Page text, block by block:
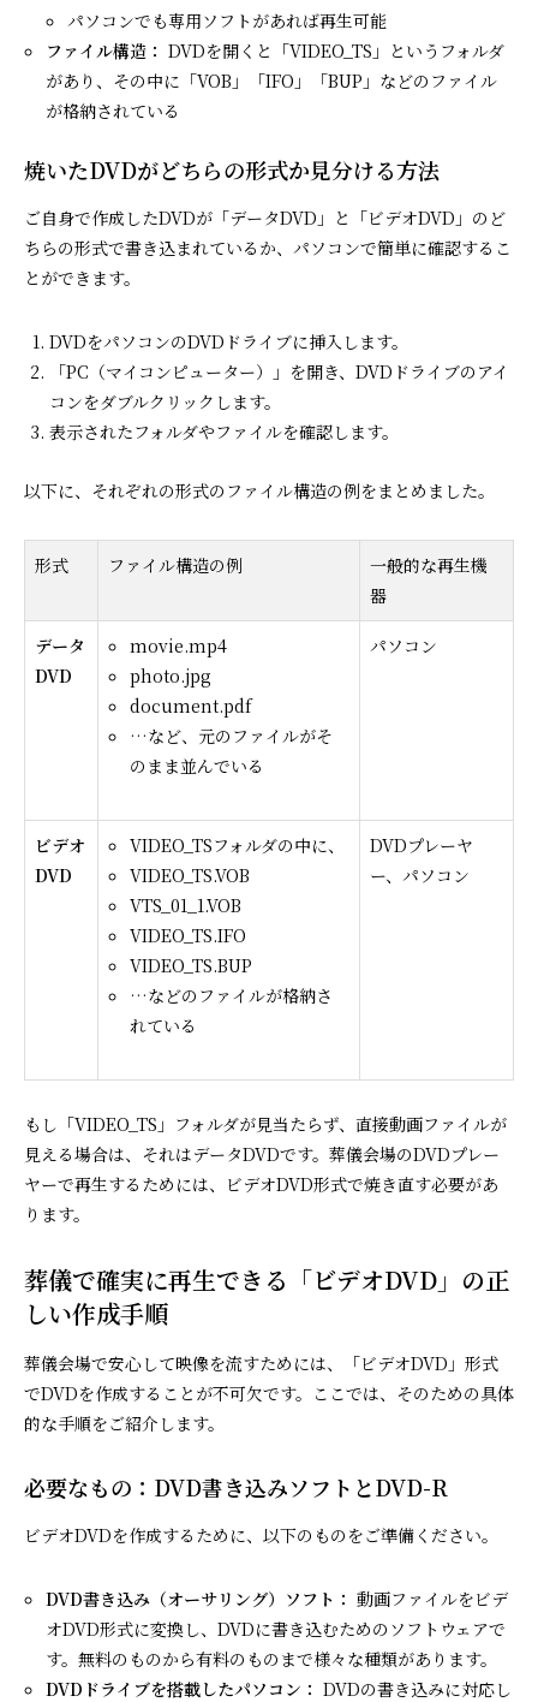
パソコンでも専用ソフトがあれば再生可能
ファイル構造： DVDを開くと「VIDEO_TS」というフォルダ
があり、その中に「VOB」「IFO」「BUP」などのファイル
が格納されている
焼いたDVDがどちらの形式か見分ける方法
ご自身で作成したDVDが「データDVD」と「ビデオDVD」のど
ちらの形式で書き込まれているか、パソコンで簡単に確認するこ
とができます。
DVDをパソコンのDVDドライブに挿入します。
「PC（マイコンピューター）」を開き、DVDドライブのアイ
コンをダブルクリックします。
表示されたフォルダやファイルを確認します。
以下に、それぞれの形式のファイル構造の例をまとめました。
形式 ファイル構造の例
一般的な再生機
器
データ
DVD
movie.mp4
photo.jpg
document.pdf
…など、元のファイルがそ
のまま並んでいる
パソコン
ビデオ
DVD
VIDEO_TSフォルダの中に、
VIDEO_TS.VOB
VTS_01_1.VOB
VIDEO_TS.IFO
VIDEO_TS.BUP
…などのファイルが格納さ
れている
DVDプレーヤ
ー、パソコン
もし「VIDEO_TS」フォルダが見当たらず、直接動画ファイルが
見える場合は、それはデータDVDです。葬儀会場のDVDプレー
ヤーで再生するためには、ビデオDVD形式で焼き直す必要があ
ります。
葬儀で確実に再生できる「ビデオDVD」の正
しい作成手順
葬儀会場で安心して映像を流すためには、「ビデオDVD」形式
でDVDを作成することが不可欠です。ここでは、そのための具体
的な手順をご紹介します。
必要なもの：DVD書き込みソフトとDVD-R
ビデオDVDを作成するために、以下のものをご準備ください。
DVD書き込み（オーサリング）ソフト： 動画ファイルをビデ
オDVD形式に変換し、DVDに書き込むためのソフトウェアで
す。無料のものから有料のものまで様々な種類があります。
DVDドライブを搭載したパソコン： DVDの書き込みに対応し